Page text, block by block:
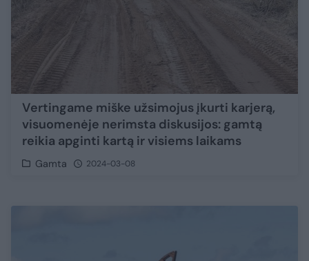
Vertingame miške užsimojus įkurti karjerą,
visuomenėje nerimsta diskusijos: gamtą
reikia apginti kartą ir visiems laikams
Gamta 2024-03-08